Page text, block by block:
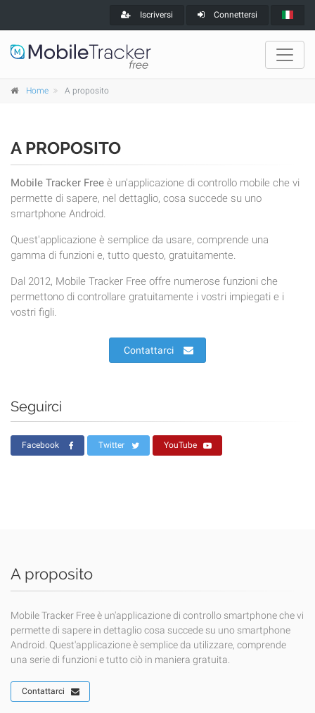
Iscriversi Connettersi
Home A proposito
A PROPOSITO
Mobile Tracker Free è un'applicazione di controllo mobile che vi
permette di sapere, nel dettaglio, cosa succede su uno
smartphone Android.
Quest'applicazione è semplice da usare, comprende una
gamma di funzioni e, tutto questo, gratuitamente.
Dal 2012, Mobile Tracker Free offre numerose funzioni che
permettono di controllare gratuitamente i vostri impiegati e i
vostri figli.
Contattarci
Seguirci
Facebook Twitter YouTube
A proposito
Mobile Tracker Free è un'applicazione di controllo smartphone che vi
permette di sapere in dettaglio cosa succede su uno smartphone
Android. Quest'applicazione è semplice da utilizzare, comprende
una serie di funzioni e tutto ciò in maniera gratuita.
Contattarci